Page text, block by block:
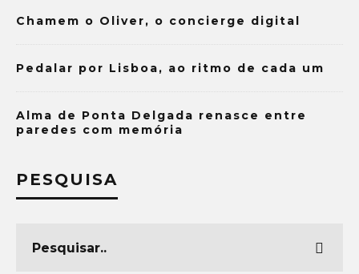
Chamem o Oliver, o concierge digital
Pedalar por Lisboa, ao ritmo de cada um
Alma de Ponta Delgada renasce entre
paredes com memória
PESQUISA